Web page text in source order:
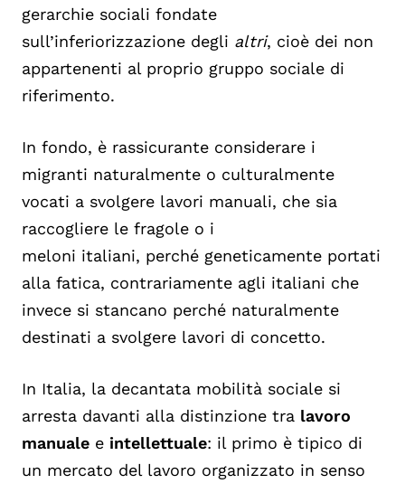
gerarchie sociali fondate
sull’inferiorizzazione degli altri, cioè dei non
appartenenti al proprio gruppo sociale di
riferimento.
In fondo, è rassicurante considerare i
migranti naturalmente o culturalmente
vocati a svolgere lavori manuali, che sia
raccogliere le fragole o i
meloni italiani, perché geneticamente portati
alla fatica, contrariamente agli italiani che
invece si stancano perché naturalmente
destinati a svolgere lavori di concetto.
In Italia, la decantata mobilità sociale si
arresta davanti alla distinzione tra lavoro
manuale e intellettuale: il primo è tipico di
un mercato del lavoro organizzato in senso